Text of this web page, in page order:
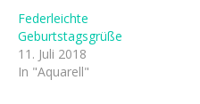
Federleichte
Geburtstagsgrüße
11. Juli 2018
In "Aquarell"